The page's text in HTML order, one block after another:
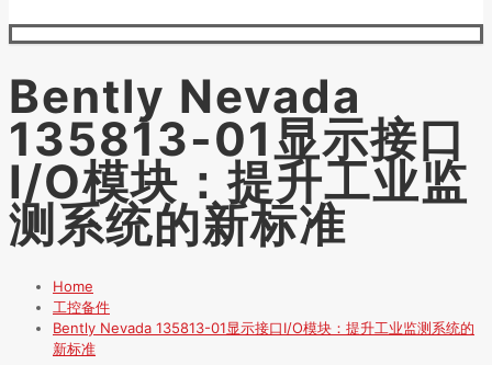
Bently Nevada
135813-01显示接口
I/O模块：提升工业监
测系统的新标准
Home
工控备件
Bently Nevada 135813-01显示接口I/O模块：提升工业监测系统的
新标准